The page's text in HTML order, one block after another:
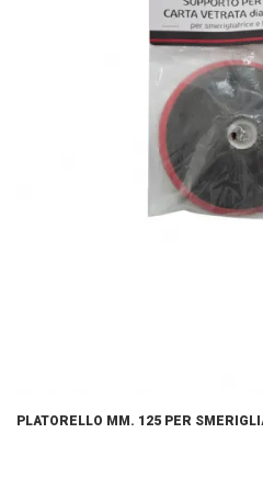
PLATORELLO MM. 125 PER